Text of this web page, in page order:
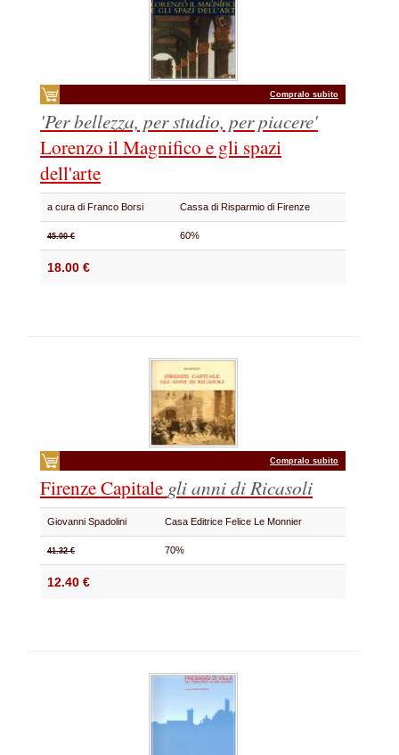
Compralo subito
'Per bellezza, per studio, per piacere'
Lorenzo il Magnifico e gli spazi
dell'arte
a cura di Franco Borsi Cassa di Risparmio di Firenze
45.00 € 60%
18.00 €
Compralo subito
Firenze Capitale gli anni di Ricasoli
Giovanni Spadolini Casa Editrice Felice Le Monnier
41.32 € 70%
12.40 €